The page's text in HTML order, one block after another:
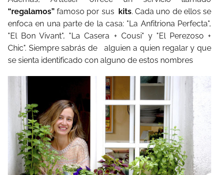
“regalamos”famoso por sus kits. Cada uno de ellos se
enfoca en una parte de la casa: "La Anfitriona Perfecta",
"El Bon Vivant", "La Casera + Cousi" y "El Perezoso +
Chic". Siempre sabrás de alguien a quien regalar y que
se sienta identificado con alguno de estos nombres